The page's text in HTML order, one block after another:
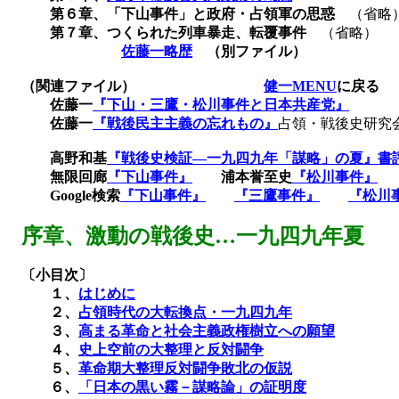
第６章、「下山事件」と政府・占領軍の思惑 （省略）
第７章、つくられた列車暴走、転覆事件（省略）
佐藤一略歴（別ファイル）
（関連ファイル） 健一MENUに戻る
佐藤一 『下山・三鷹・松川事件と日本共産党』
佐藤一 『戦後民主主義の忘れもの』 占領・戦後史研究
高野和基 『戦後史検証―一九四九年「謀略」の夏』書
無限回廊 『下山事件』 浦本誉至史
『松川事件』
Google検索 『下山事件』 『三鷹事件』 『松川
序章、激動の戦後史…一九四九年夏
〔小目次〕
１、 はじめに
２、 占領時代の大転換点・一九四九年
３、 高まる革命と社会主義政権樹立への願望
４、
史上空前の大整理と反対闘争
５、 革命期大整理反対闘争敗北の仮説
６、
「日本の黒い霧－謀略論」の証明度